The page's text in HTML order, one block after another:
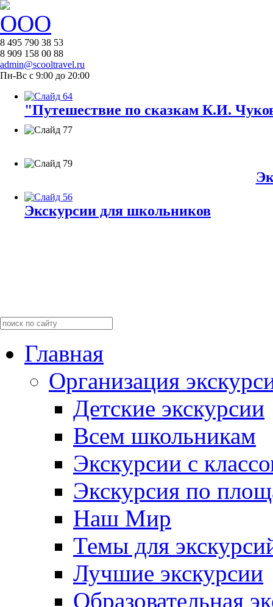
8 495 790 38 53
8 909 158 00 88
admin@scooltravel.ru
Пн-Вс с 9:00 до 20:00
"Путешествие по сказкам К.И.
Экскурсии для школьников
Главная
Организация
Детские экскурсии
Всем школьникам
Экскурсии c
Экскурсия по
Наш Мир
Темы для
Лучшие экскурсии
Образовательная